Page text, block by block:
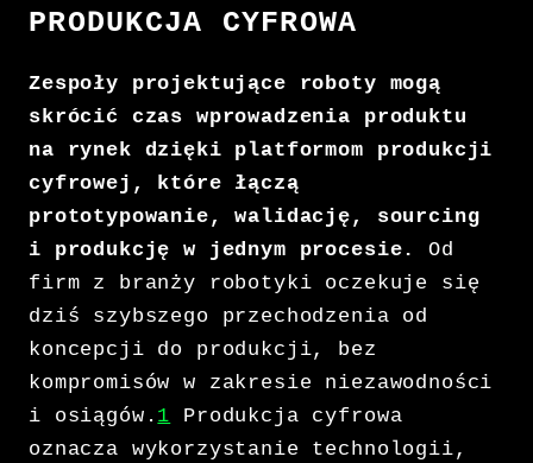
PRODUKCJA CYFROWA
Zespoły projektujące roboty mogą
skrócić czas wprowadzenia produktu
na rynek dzięki platformom produkcji
cyfrowej, które łączą
prototypowanie, walidację, sourcing
i produkcję w jednym procesie.
Od
firm z branży robotyki oczekuje się
dziś szybszego przechodzenia od
koncepcji do produkcji, bez
kompromisów w zakresie niezawodności
i osiągów. 1 Produkcja cyfrowa
oznacza wykorzystanie technologii,